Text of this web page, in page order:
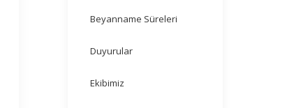
Beyanname Süreleri
Duyurular
Ekibimiz